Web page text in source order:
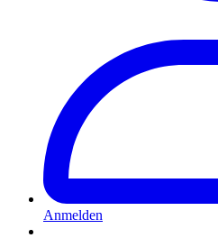
Anmelden